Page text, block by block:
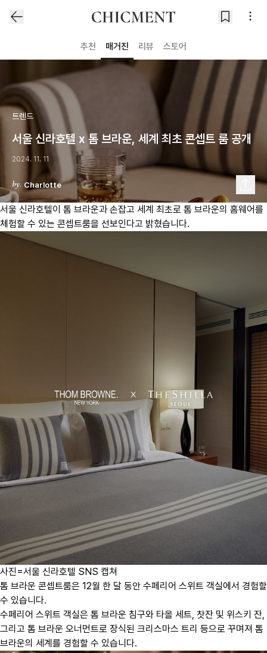
추천 매거진 리뷰 스토어
트렌드
서울 신라호텔 x 톰 브라운, 세계 최초 콘셉트 룸 공개
2024. 11. 11
Charlotte
서울 신라호텔이 톰 브라운과 손잡고 세계 최초로 톰 브라운의 홈웨어를
체험할 수 있는 콘셉트룸을 선보인다고 밝혔습니다.
사진=서울 신라호텔 SNS 캡쳐
톰 브라운 콘셉트룸은 12월 한 달 동안 수페리어 스위트 객실에서 경험할
수 있습니다.
수페리어 스위트 객실은 톰 브라운 침구와 타올 세트, 찻잔 및 위스키 잔,
그리고 톰 브라운 오너먼트로 장식된 크리스마스 트리 등으로 꾸며져 톰
브라운의 세계를 경험할 수 있습니다.